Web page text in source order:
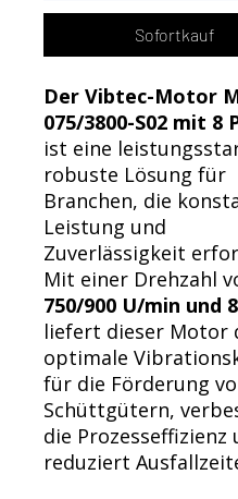
Sofortkauf
Der Vibtec-Motor
075/3800-S02 mit 8
ist eine
robuste Lösung für
Branchen, die
Leistung und
Zuverlässigkeit
Mit einer Drehzahl
750/900 U/min und
liefert dieser Motor
optimale
für die Förderung
Schüttgütern,
die Prozesseffizienz
reduziert